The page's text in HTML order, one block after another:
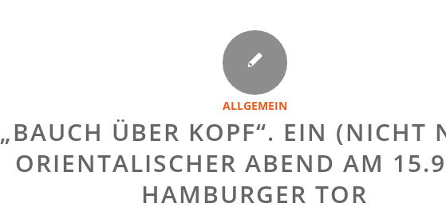
ALLGEMEIN
„BAUCH ÜBER KOPF“. EIN (NICHT
ORIENTALISCHER ABEND AM
HAMBURGER TOR